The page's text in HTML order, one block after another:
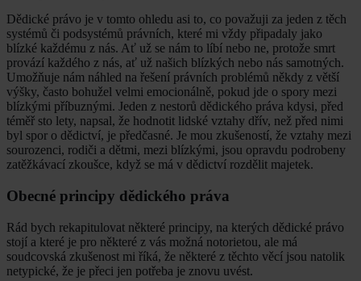
Dědické právo je v tomto ohledu asi to, co považuji za jeden z těch
systémů či podsystémů právních, které mi vždy připadaly jako
blízké každému z nás. Ať už se nám to líbí nebo ne, protože smrt
provází každého z nás, ať už našich blízkých nebo nás samotných.
Umožňuje nám náhled na řešení právních problémů někdy z větší
výšky, často bohužel velmi emocionálně, pokud jde o spory mezi
blízkými příbuznými. Jeden z nestorů dědického práva kdysi, před
téměř sto lety, napsal, že hodnotit lidské vztahy dřív, než před nimi
byl spor o dědictví, je předčasné. Je mou zkušeností, že vztahy mezi
sourozenci, rodiči a dětmi, mezi blízkými, jsou opravdu podrobeny
zatěžkávací zkoušce, když se má v dědictví rozdělit majetek.
Obecné principy dědického práva
Rád bych rekapitulovat některé principy, na kterých dědické právo
stojí a které je pro některé z vás možná notorietou, ale má
soudcovská zkušenost mi říká, že některé z těchto věcí jsou natolik
netypické, že je přeci jen potřeba je znovu uvést.